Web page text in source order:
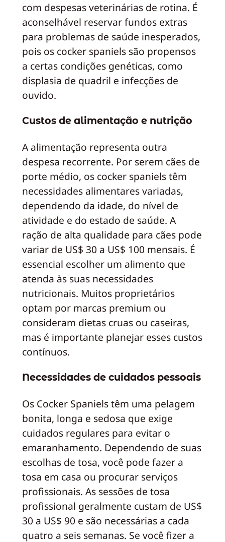
com despesas veterinárias de rotina. É
aconselhável reservar fundos extras
para problemas de saúde inesperados,
pois os cocker spaniels são propensos
a certas condições genéticas, como
displasia de quadril e infecções de
ouvido.
Custos de alimentação e nutrição
A alimentação representa outra
despesa recorrente. Por serem cães de
porte médio, os cocker spaniels têm
necessidades alimentares variadas,
dependendo da idade, do nível de
atividade e do estado de saúde. A
ração de alta qualidade para cães pode
variar de US$ 30 a US$ 100 mensais. É
essencial escolher um alimento que
atenda às suas necessidades
nutricionais. Muitos proprietários
optam por marcas premium ou
consideram dietas cruas ou caseiras,
mas é importante planejar esses custos
contínuos.
Necessidades de cuidados pessoais
Os Cocker Spaniels têm uma pelagem
bonita, longa e sedosa que exige
cuidados regulares para evitar o
emaranhamento. Dependendo de suas
escolhas de tosa, você pode fazer a
tosa em casa ou procurar serviços
profissionais. As sessões de tosa
profissional geralmente custam de US$
30 a US$ 90 e são necessárias a cada
quatro a seis semanas. Se você fizer a